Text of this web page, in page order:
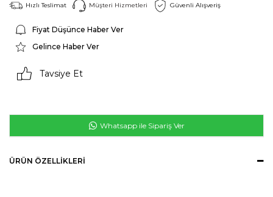
Hızlı Teslimat Müşteri Hizmetleri Güvenli Alışveriş
Fiyat Düşünce Haber Ver
Gelince Haber Ver
Tavsiye Et
Whatsapp ile Sipariş Ver
ÜRÜN ÖZELLIKLERI